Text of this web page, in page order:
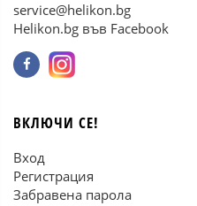
service@helikon.bg
Helikon.bg във Facebook
ВКЛЮЧИ СЕ!
Вход
Регистрация
Забравена парола